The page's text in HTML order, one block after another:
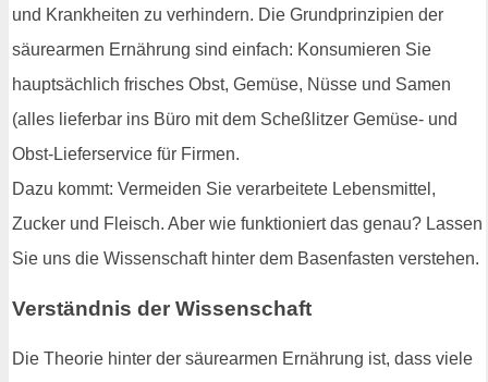
und Krankheiten zu verhindern. Die Grundprinzipien der
säurearmen Ernährung sind einfach: Konsumieren Sie
hauptsächlich frisches Obst, Gemüse, Nüsse und Samen
(alles lieferbar ins Büro mit dem Scheßlitzer Gemüse- und
Obst-Lieferservice für Firmen.
Dazu kommt: Vermeiden Sie verarbeitete Lebensmittel,
Zucker und Fleisch. Aber wie funktioniert das genau? Lassen
Sie uns die Wissenschaft hinter dem Basenfasten verstehen.
Verständnis der Wissenschaft
Die Theorie hinter der säurearmen Ernährung ist, dass viele